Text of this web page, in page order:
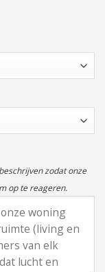
zodat onze
op te reageren.